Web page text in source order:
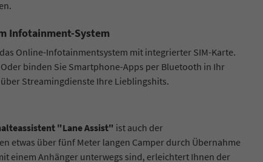
Infotainment-System
Online-Infotainmentsystem mit integrierter SIM-Karte.
binden Sie Smartphone-Apps per Bluetooth in Ihr
Streamingdienste Ihre Lieblingshits.
"Lane Assist" ist auch der
etwas über fünf Meter langen Camper durch Übernahme
einem Anhänger unterwegs sind, erleichtert Ihnen der